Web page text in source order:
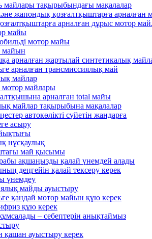
майлары тақырыбындағы мақалалар
жапондық қозғалтқыштарға арналған
арналған дұрыс мотор
майы
мотор майы
майын
арналған жартылай синтетикалық
арналған трансмиссиялық май
майлар
майлары
арналған total майы
майлар тақырыбына мақалалар
автокөлікті сүйетін жандарға
асыру
нұсқаулық
май қысымы
ақшаңызды қалай үнемдей алады
деңгейін қалай тексеру керек
үнемдеу
майды ауыстыру
қандай мотор майын құю керек
құю керек
– себептерін анықтаймыз
қашан ауыстыру керек